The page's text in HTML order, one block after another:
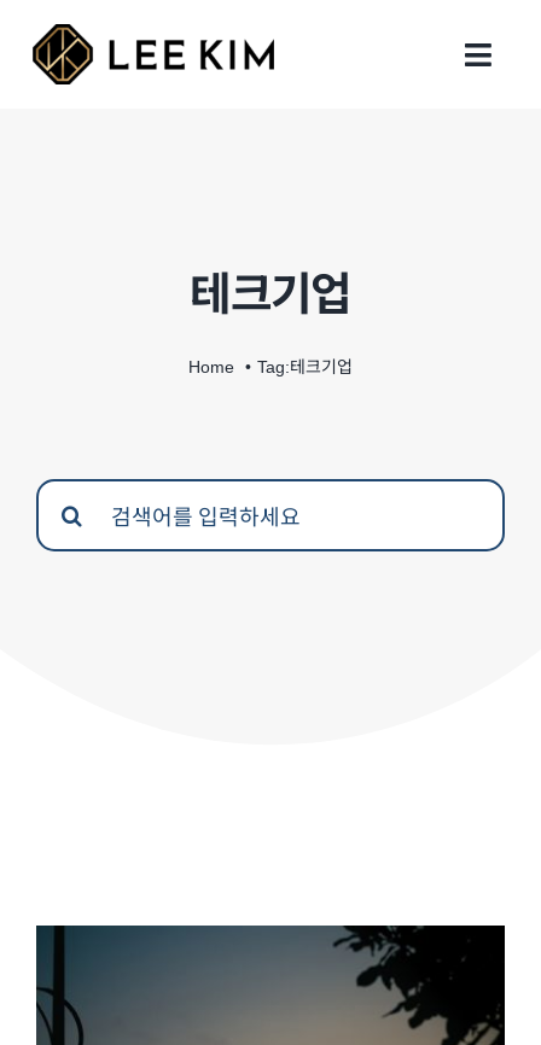
content
지원 업무
세무회계
지사 및 연락처
테크기업
Home Tag:테크기업
Search
for: